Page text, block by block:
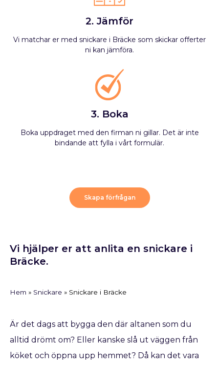
2. Jämför
Vi matchar er med snickare i Bräcke som skickar offerter
ni kan jämföra.
3. Boka
Boka uppdraget med den firman ni gillar. Det är inte
bindande att fylla i vårt formulär.
Skapa förfrågan
Vi hjälper er att anlita en snickare i
Bräcke.
Hem » Snickare » Snickare i Bräcke
Är det dags att bygga den där altanen som du
alltid drömt om? Eller kanske slå ut väggen från
köket och öppna upp hemmet? Då kan det vara